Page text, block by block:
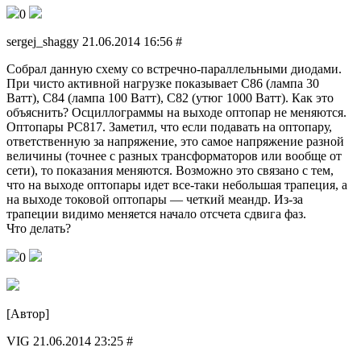
0
sergej_shaggy 21.06.2014 16:56 #
Собрал данную схему со встречно-параллельными диодами.
При чисто активной нагрузке показывает С86 (лампа 30
Ватт), С84 (лампа 100 Ватт), С82 (утюг 1000 Ватт). Как это
объяснить? Осциллограммы на выходе оптопар не меняются.
Оптопары PC817. Заметил, что если подавать на оптопару,
ответственную за напряжение, это самое напряжение разной
величины (точнее с разных трансформаторов или вообще от
сети), то показания меняются. Возможно это связано с тем,
что на выходе оптопары идет все-таки небольшая трапеция, а
на выходе токовой оптопары — четкий меандр. Из-за
трапеции видимо меняется начало отсчета сдвига фаз.
Что делать?
0
[Автор]
VIG 21.06.2014 23:25 #